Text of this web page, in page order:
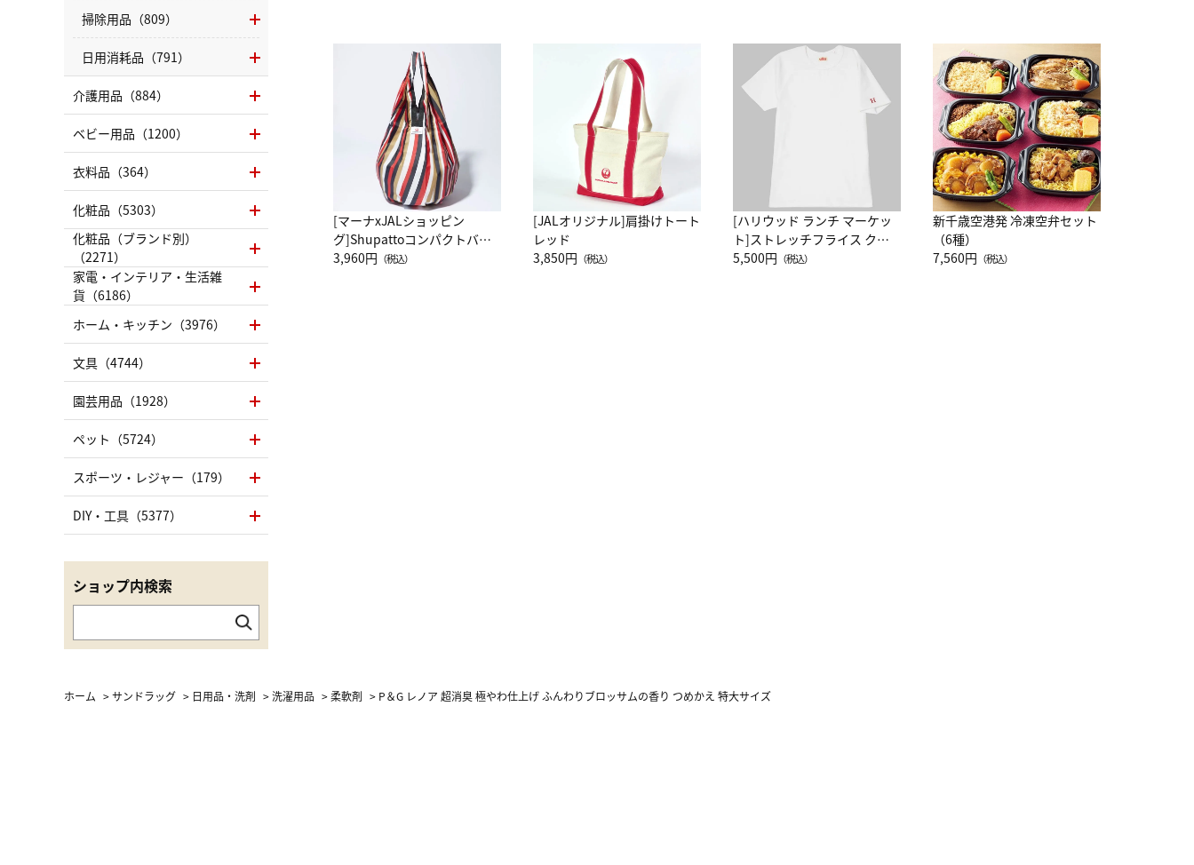
[マーナxJALショッピン
グ]Shupattoコンパクトバッ
グ Drop JAL客室乗務員
3,960円 （税込）
[JALオリジナル]肩掛けトート
レッド
3,850円 （税込）
[ハリウッド ランチ マーケッ
ト]ストレッチフライス クル
ーネック別注半袖Ｔシャツ
5,500円 （税込）
新千歳空港発 冷凍空弁セット
（6種）
7,560円 （税込）
掃除用品（809）
日用消耗品（791）
介護用品（884）
ベビー用品（1200）
衣料品（364）
化粧品（5303）
化粧品（ブランド別）
（2271）
家電・インテリア・生活雑
貨（6186）
ホーム・キッチン（3976）
文具（4744）
園芸用品（1928）
ペット（5724）
スポーツ・レジャー（179）
DIY・工具（5377）
ショップ内検索
ホーム >サンドラッグ > 日用品・洗剤 >洗濯用品 >柔軟剤 > P＆G レノア 超消臭 極やわ仕上げ ふんわりブロッサムの香り つめかえ 特大サイズ